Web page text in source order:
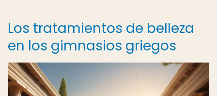
Los tratamientos de belleza
en los gimnasios griegos